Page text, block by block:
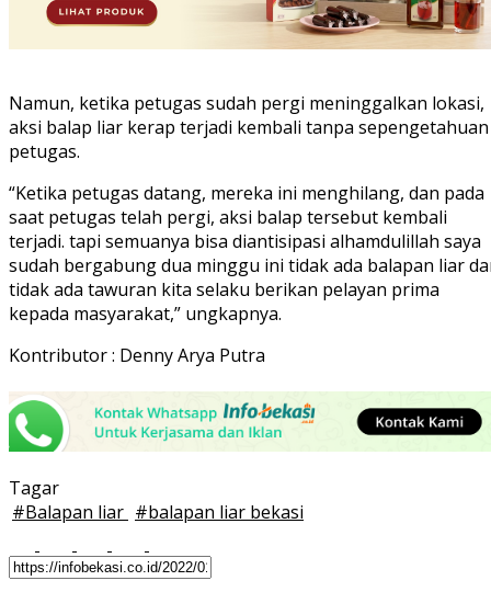
Namun, ketika petugas sudah pergi meninggalkan lokasi,
aksi balap liar kerap terjadi kembali tanpa sepengetahuan
petugas.
“Ketika petugas datang, mereka ini menghilang, dan pada
saat petugas telah pergi, aksi balap tersebut kembali
terjadi. tapi semuanya bisa diantisipasi alhamdulillah saya
sudah bergabung dua minggu ini tidak ada balapan liar
tidak ada tawuran kita selaku berikan pelayan prima
kepada masyarakat,” ungkapnya.
Kontributor : Denny Arya Putra
Tagar
#Balapan liar #balapan liar bekasi